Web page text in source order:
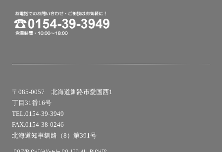
〒085-0057 北海道釧路市愛国西1
丁目31番16号
TEL.0154-39-3949
FAX.0154-38-0246
北海道知事釧路（8）第391号